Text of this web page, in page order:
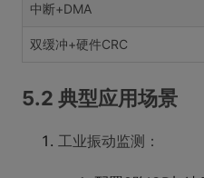
中断+DMA
双缓冲+硬件CRC
5.2 典型应用场景
工业振动监测：